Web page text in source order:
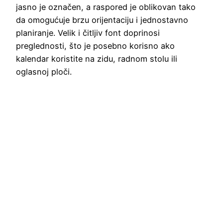
jasno je označen, a raspored je oblikovan tako
da omogućuje brzu orijentaciju i jednostavno
planiranje. Velik i čitljiv font doprinosi
preglednosti, što je posebno korisno ako
kalendar koristite na zidu, radnom stolu ili
oglasnoj ploči.